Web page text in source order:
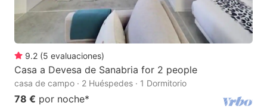
9.2 (5 evaluaciones)
Casa a Devesa de Sanabria for 2 people
casa de campo · 2 Huéspedes · 1 Dormitorio
78 € por noche*